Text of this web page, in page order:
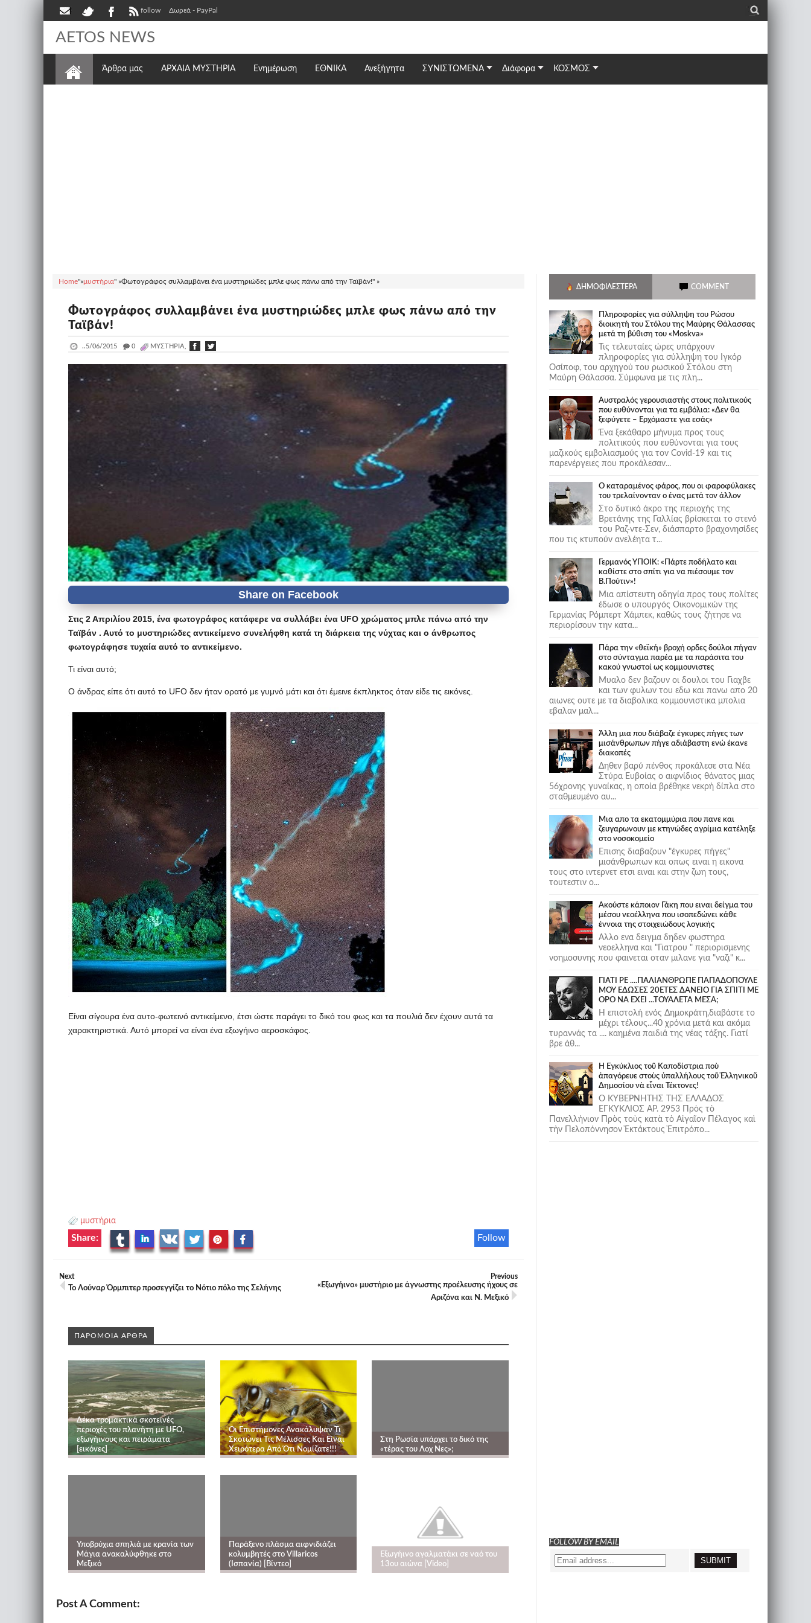
follow Δωρεά - PayPal _
AETOS NEWS
Άρθρα μας ΑΡΧΑΙΑ ΜΥΣΤΗΡΙΑ Ενημέρωση ΕΘΝΙΚΆ Ανεξήγητα ΣΥΝΙΣΤΩΜΕΝΑ Διάφορα ΚΟΣΜΟΣ
Home"»μυστήρια" »Φωτογράφος συλλαμβάνει ένα μυστηριώδες μπλε φως πάνω από την Ταϊβάν!" »
Φωτογράφος συλλαμβάνει ένα μυστηριώδες μπλε φως πάνω από την
Ταϊβάν!
..5/06/2015 _ 0 ΜΥΣΤΉΡΙΑ,
Στις 2 Απριλίου 2015, ένα φωτογράφος κατάφερε να συλλάβει ένα UFO χρώματος μπλε πάνω από την
Ταϊβάν . Αυτό το μυστηριώδες αντικείμενο συνελήφθη κατά τη διάρκεια της νύχτας και ο άνθρωπος
φωτογράφησε τυχαία αυτό το αντικείμενο.
Τι είναι αυτό;
Ο άνδρας είπε ότι αυτό το UFO δεν ήταν ορατό με γυμνό μάτι και ότι έμεινε έκπληκτος όταν είδε τις εικόνες.
Είναι σίγουρα ένα αυτο-φωτεινό αντικείμενο, έτσι ώστε παράγει το δικό του φως και τα πουλιά δεν έχουν αυτά τα
χαρακτηριστικά. Αυτό μπορεί να είναι ένα εξωγήινο αεροσκάφος.
μυστήρια
Follow
Share:
Next
Το Λούναρ Όρμπιτερ προσεγγίζει το Νότιο πόλο της Σελήνης
Previous
«Εξωγήινο» μυστήριο με άγνωστης προέλευσης ήχους σε
Αριζόνα και Ν. Μεξικό
ΠΑΡΟΜΟΙΑ ΑΡΘΡΑ
Δέκα τρομακτικά σκοτεινές
περιοχές του πλανήτη με UFO,
εξωγήινους και πειράματα
[εικόνες]
Οι Επιστήμονες Ανακάλυψαν Τι
Σκοτώνει Τις Μέλισσες Και Είναι
Χειρότερα Από Ότι Νομίζατε!!!
Στη Ρωσία υπάρχει το δικό της
«τέρας του Λοχ Νες»;
Υποβρύχια σπηλιά με κρανία των
Μάγια ανακαλύφθηκε στο
Μεξικό
Παράξενο πλάσμα αιφνιδιάζει
κολυμβητές στο Villaricos
(Ισπανία) [Βίντεο]
Εξωγήινο αγαλματάκι σε ναό του
13ου αιώνα [Video]
Post A Comment:
ΔΗΜΟΦΙΛΈΣΤΕΡΑ COMMENT
Πληροφορίες για σύλληψη του Ρώσου
διοικητή του Στόλου της Mαύρης Θάλασσας
μετά τη βύθιση του «Moskva»
Τις τελευταίες ώρες υπάρχουν
πληροφορίες για σύλληψη του Ιγκόρ
Οσίποφ, του αρχηγού του ρωσικού Στόλου στη
Μαύρη Θάλασσα. Σύμφωνα με τις πλη...
Αυστραλός γερουσιαστής στους πολιτικούς
που ευθύνονται για τα εμβόλια: «Δεν θα
ξεφύγετε – Ερχόμαστε για εσάς»
Ένα ξεκάθαρο μήνυμα προς τους
πολιτικούς που ευθύνονται για τους
μαζικούς εμβολιασμούς για τον Covid-19 και τις
παρενέργειες που προκάλεσαν...
Ο καταραμένος φάρος, που οι φαροφύλακες
του τρελαίνονταν ο ένας μετά τον άλλον
Στο δυτικό άκρο της περιοχής της
Βρετάνης της Γαλλίας βρίσκεται το στενό
του Ραζ-ντε-Σεν, διάσπαρτο βραχονησίδες
που τις κτυπούν ανελέητα τ...
Γερμανός ΥΠΟΙΚ: «Πάρτε ποδήλατο και
καθίστε στο σπίτι για να πιέσουμε τον
Β.Πούτιν»!
Μια απίστευτη οδηγία προς τους πολίτες
έδωσε ο υπουργός Οικονομικών της
Γερμανίας Ρόμπερτ Χάμπεκ, καθώς τους ζήτησε να
περιορίσουν την κατα...
Πάρα την «θεϊκή» βροχή ορδες δούλοι πήγαν
στο σύνταγμα παρέα με τα παράσιτα του
κακού γνωστοί ως κομμουνιστες
Μυαλο δεν βαζουν οι δουλοι του Γιαχβε
και των φυλων του εδω και πανω απο 20
αιωνες ουτε με τα διαβολικα κομμουνιστικα μπολια
εβαλαν μαλ...
Άλλη μια που διάβαζε έγκυρες πήγες των
μισάνθρωπων πήγε αδιάβαστη ενώ έκανε
διακοπές
Δηθεν βαρύ πένθος προκάλεσε στα Νέα
Στύρα Ευβοίας ο αιφνίδιος θάνατος μιας
56χρονης γυναίκας, η οποία βρέθηκε νεκρή δίπλα στο
σταθμευμένο αυ...
Μια απο τα εκατομμύρια που πανε και
ζευγαρωνουν με κτηνώδες αγρίμια κατέληξε
στο νοσοκομείο
Επισης διαβαζουν "έγκυρες πήγες"
μισάνθρωπων και οπως ειναι η εικονα
τους στο ιντερνετ ετσι ειναι και στην ζωη τους,
τουτεστιν ο...
Ακούστε κάποιον Γάκη που ειναι δείγμα του
μέσου νεοέλληνα που ισοπεδώνει κάθε
έννοια της στοιχειώδους λογικής
Αλλο ενα δειγμα δηδεν φωστηρα
νεοελληνα και "Γιατρου " περιορισμενης
νοημοσυνης που φαινεται οταν μιλανε για "ναζι" κ...
ΓΙΑΤΙ ΡΕ ....ΠΑΛΙΑΝΘΡΩΠΕ ΠΑΠΑΔΟΠΟΥΛΕ
ΜΟΥ ΕΔΩΣΕΣ 20ΕΤΕΣ ΔΑΝΕΙΟ ΓΙΑ ΣΠΙΤΙ ΜΕ
ΟΡΟ ΝΑ ΕΧΕΙ ...ΤΟΥΑΛΕΤΑ ΜΕΣΑ;
Η επιστολή ενός Δημοκράτη,διαβάστε το
μέχρι τέλους...40 χρόνια μετά και ακόμα
τυραννάς τα .... καημένα παιδιά της νέας τάξης. Γιατί
βρε άθ...
Ἡ Ἐγκύκλιος τοῦ Καποδίστρια ποὺ
ἀπαγόρευε στοὺς ὑπαλλήλους τοῦ Ἑλληνικοῦ
Δημοσίου νὰ εἶναι Τέκτονες!
Ο ΚΥΒΕΡΝΗΤΗΣ ΤΗΣ ΕΛΛΑΔΟΣ
ΕΓΚΥΚΛΙΟΣ ΑΡ. 2953 Πρὸς τὸ
Πανελλήνιον Πρὸς τοὺς κατὰ τὸ Αἰγαῖον Πέλαγος καὶ
τὴν Πελοπόννησον Ἐκτάκτους Ἐπιτρόπο...
FOLLOW BY EMAIL